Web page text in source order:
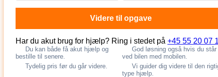
Videre til opgave
Har du akut brug for hjælp? Ring i stedet på +45 55 20 07
Du kan både få akut hjælp og
bestille til senere.
God løsning også hvis du står
ved bilen med mobilen.
Tydelig pris før du går videre.
Vi guider dig videre til den
type hjælp.